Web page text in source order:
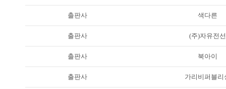
출판사 색다른
출판사 (주)자유전선
출판사 북아이
출판사 가리비퍼블리